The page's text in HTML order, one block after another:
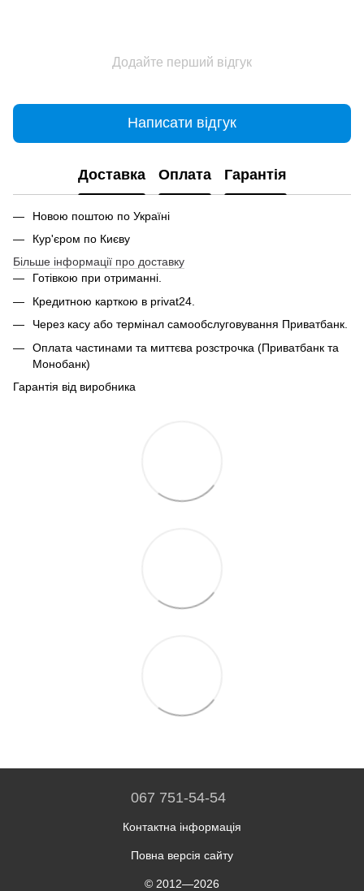
Додайте перший відгук
Написати відгук
Доставка Оплата Гарантія
Новою поштою по Україні
Кур'єром по Києву
Більше інформації про доставку
Готівкою при отриманні.
Кредитною карткою в privat24.
Через касу або термінал самообслуговування Приватбанк.
Оплата частинами та миттєва розстрочка (Приватбанк та
Монобанк)
Гарантія від виробника
067 751-54-54
Контактна інформація
Повна версія сайту
© 2012—2026